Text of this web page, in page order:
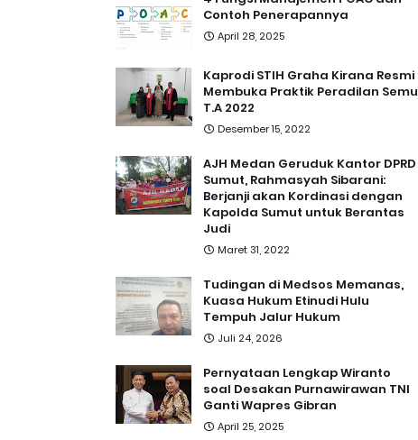
Contoh Penerapannya
April 28, 2025
Kaprodi STIH Graha Kirana Resmi
Membuka Praktik Peradilan Semu
T.A 2022
Desember 15, 2022
AJH Medan Geruduk Kantor DPRD
Sumut, Rahmasyah Sibarani:
Berjanji akan Kordinasi dengan
Kapolda Sumut untuk Berantas
Judi
Maret 31, 2022
Tudingan di Medsos Memanas,
Kuasa Hukum Etinudi Hulu
Tempuh Jalur Hukum
Juli 24, 2026
Pernyataan Lengkap Wiranto
soal Desakan Purnawirawan TNI
Ganti Wapres Gibran
April 25, 2025